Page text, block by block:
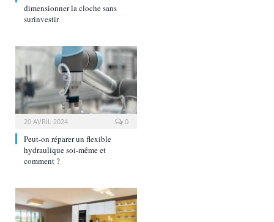
dimensionner la cloche sans
surinvestir
20 AVRIL 2024 0
Peut-on réparer un flexible
hydraulique soi-même et
comment ?